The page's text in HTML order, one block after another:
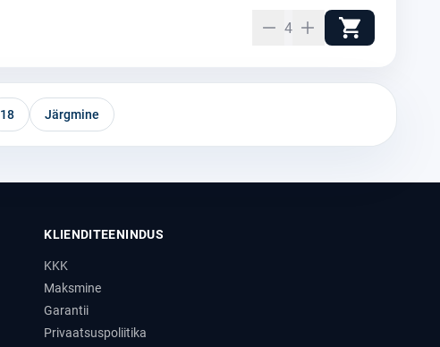
4
18 Järgmine
KLIENDITEENINDUS
KKK
Maksmine
Garantii
Privaatsuspoliitika